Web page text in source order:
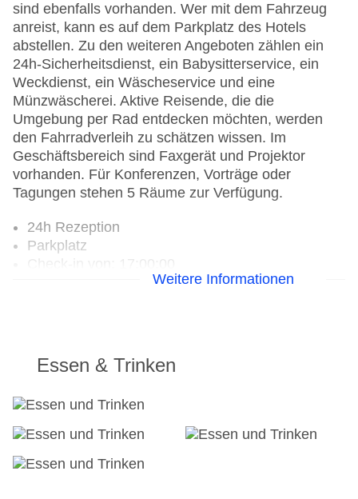
sind ebenfalls vorhanden. Wer mit dem Fahrzeug
anreist, kann es auf dem Parkplatz des Hotels
abstellen. Zu den weiteren Angeboten zählen ein
24h-Sicherheitsdienst, ein Babysitterservice, ein
Weckdienst, ein Wäscheservice und eine
Münzwäscherei. Aktive Reisende, die die
Umgebung per Rad entdecken möchten, werden
den Fahrradverleih zu schätzen wissen. Im
Geschäftsbereich sind Faxgerät und Projektor
vorhanden. Für Konferenzen, Vorträge oder
Tagungen stehen 5 Räume zur Verfügung.
24h Rezeption
Parkplatz
Check-out bis: 12:00:00
WLAN/WiFi im Hotel
Lift: ohne Gebühr
Gesamtanzahl der Stockwerke: 6
Gesamtanzahl der Zimmer: 133
Mastercard, Visa
Weitere Informationen
Essen & Trinken